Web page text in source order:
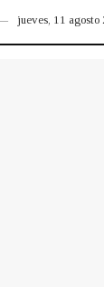
jueves, 11